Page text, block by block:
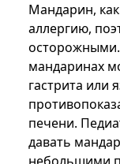
Мандарин,
аллергию,
мандаринах
гастрита или
печени.
давать